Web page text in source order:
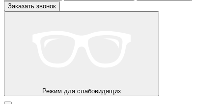
Заказать звонок
Режим для слабовидящих